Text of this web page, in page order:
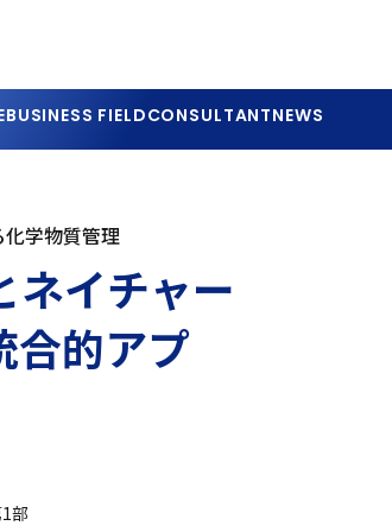
BUSINESS FIELDCONSULTANTNEWS
学物質管理
ネイチャー
合的アプ
部